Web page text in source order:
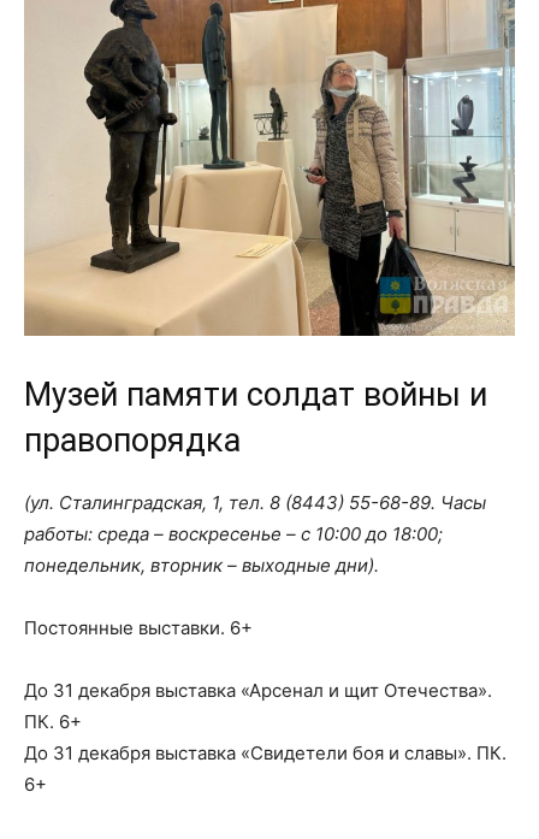
Музей памяти солдат войны и
правопорядка
(ул. Сталинградская, 1, тел. 8 (8443) 55-68-89. Часы
работы: среда – воскресенье – с 10:00 до 18:00;
понедельник, вторник – выходные дни).
Постоянные выставки. 6+
До 31 декабря выставка «Арсенал и щит Отечества».
ПК. 6+
До 31 декабря выставка «Свидетели боя и славы». ПК.
6+